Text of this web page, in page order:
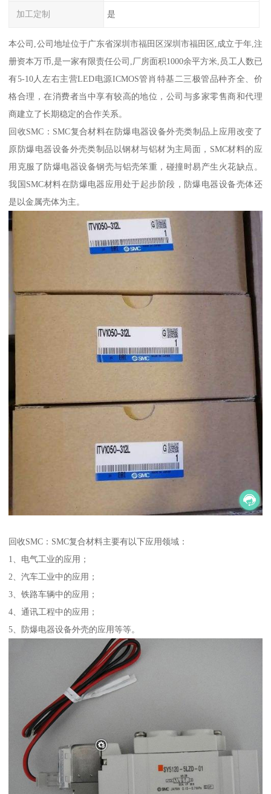
加工定制 是
本公司,公司地址位于广东省深圳市福田区深圳市福田区,成立于年,注
册资本万币,是一家有限责任公司,厂房面积1000余平方米,员工人数已
有5-10人左右主营LED电源ICMOS管肖特基二三极管品种齐全、价
格合理，在消费者当中享有较高的地位，公司与多家零售商和代理
商建立了长期稳定的合作关系。
回收SMC：SMC复合材料在防爆电器设备外壳类制品上应用改变了
原防爆电器设备外壳类制品以钢材与铝材为主局面，SMC材料的应
用克服了防爆电器设备钢壳与铝壳笨重，碰撞时易产生火花缺点。
我国SMC材料在防爆电器应用处于起步阶段，防爆电器设备壳体还
是以金属壳体为主。
回收SMC：SMC复合材料主要有以下应用领域：
1、电气工业的应用；
2、汽车工业中的应用；
3、铁路车辆中的应用；
4、通讯工程中的应用；
5、防爆电器设备外壳的应用等等。